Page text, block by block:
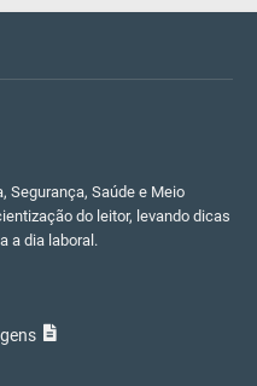
Segurança, Saúde e Meio
do leitor, levando dicas
a dia laboral.